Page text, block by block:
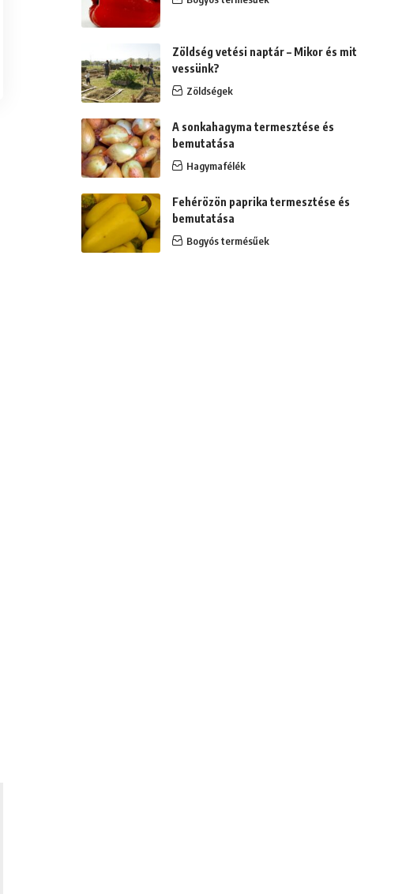
Zöldség vetési naptár – Mikor és mit
vessünk?
Zöldségek
A sonkahagyma termesztése és
bemutatása
Hagymafélék
Fehérözön paprika termesztése és
bemutatása
Bogyós termésűek